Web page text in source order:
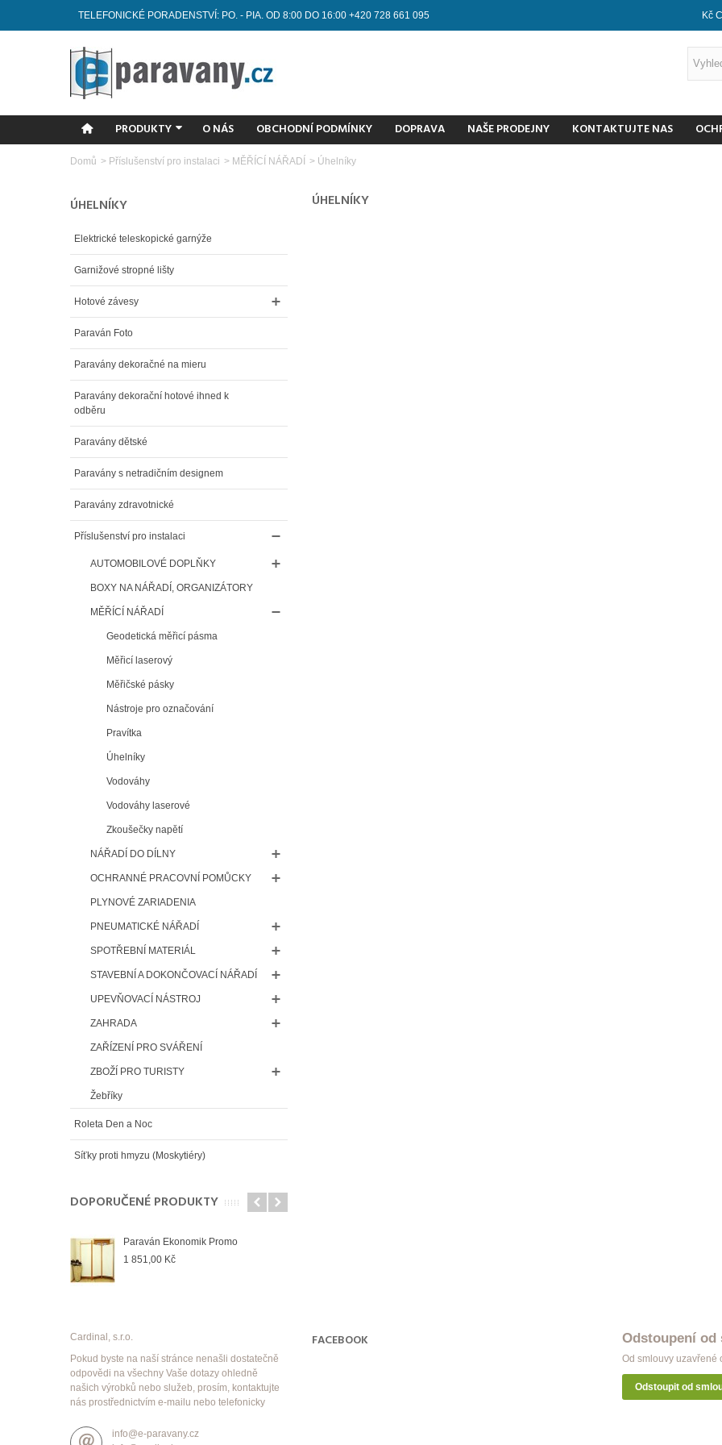
TELEFONICKÉ PORADENSTVÍ: PO. - PIA. OD 8:00 DO 16:00 +420 728 661 095 Kč
PRODUKTY O NÁS OBCHODNÍ PODMÍNKY DOPRAVA NAŠE PRODEJNY KONTAKTUJTE NAS
Domů > Příslušenství pro instalaci > MĚŘÍCÍ NÁŘADÍ > Úhelníky
ÚHELNÍKY
Elektrické teleskopické garnýže
Garnižové stropné lišty
Hotové závesy
Paraván Foto
Paravány dekoračné na mieru
Paravány dekorační hotové ihned k
odběru
Paravány dětské
Paravány s netradičním designem
Paravány zdravotnické
Příslušenství pro instalaci
AUTOMOBILOVÉ DOPLŇKY
BOXY NA NÁŘADÍ, ORGANIZÁTORY
MĚŘÍCÍ NÁŘADÍ
Geodetická měřicí pásma
Měřicí laserový
Měřičské pásky
Nástroje pro označování
Pravítka
Úhelníky
Vodováhy
Vodováhy laserové
Zkoušečky napětí
NÁŘADÍ DO DÍLNY
OCHRANNÉ PRACOVNÍ POMŮCKY
PLYNOVÉ ZARIADENIA
PNEUMATICKÉ NÁŘADÍ
SPOTŘEBNÍ MATERIÁL
STAVEBNÍ A DOKONČOVACÍ NÁŘADÍ
UPEVŇOVACÍ NÁSTROJ
ZAHRADA
ZAŘÍZENÍ PRO SVÁŘENÍ
ZBOŽÍ PRO TURISTY
Žebříky
Roleta Den a Noc
Síťky proti hmyzu (Moskytiéry)
DOPORUČENÉ PRODUKTY
Paraván Ekonomik Promo
1 851,00 Kč
ÚHELNÍKY
Cardinal, s.r.o.
Pokud byste na naší stránce nenašli dostatečně
odpovědi na všechny Vaše dotazy ohledně
našich výrobků nebo služeb, prosím, kontaktujte
nás prostřednictvím e-mailu nebo telefonicky
info@e-paravany.cz
FACEBOOK Odstoupení od
Od smlouvy uzavřené
Odstoupit od